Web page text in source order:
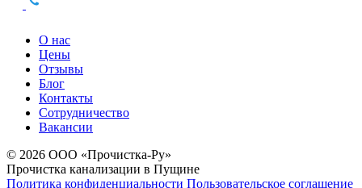
О нас
Цены
Отзывы
Блог
Контакты
Сотрудничество
Вакансии
© 2026 ООО «Прочистка-Ру»
Прочистка канализации в Пущине
Политика конфиденциальности Пользовательское соглашение